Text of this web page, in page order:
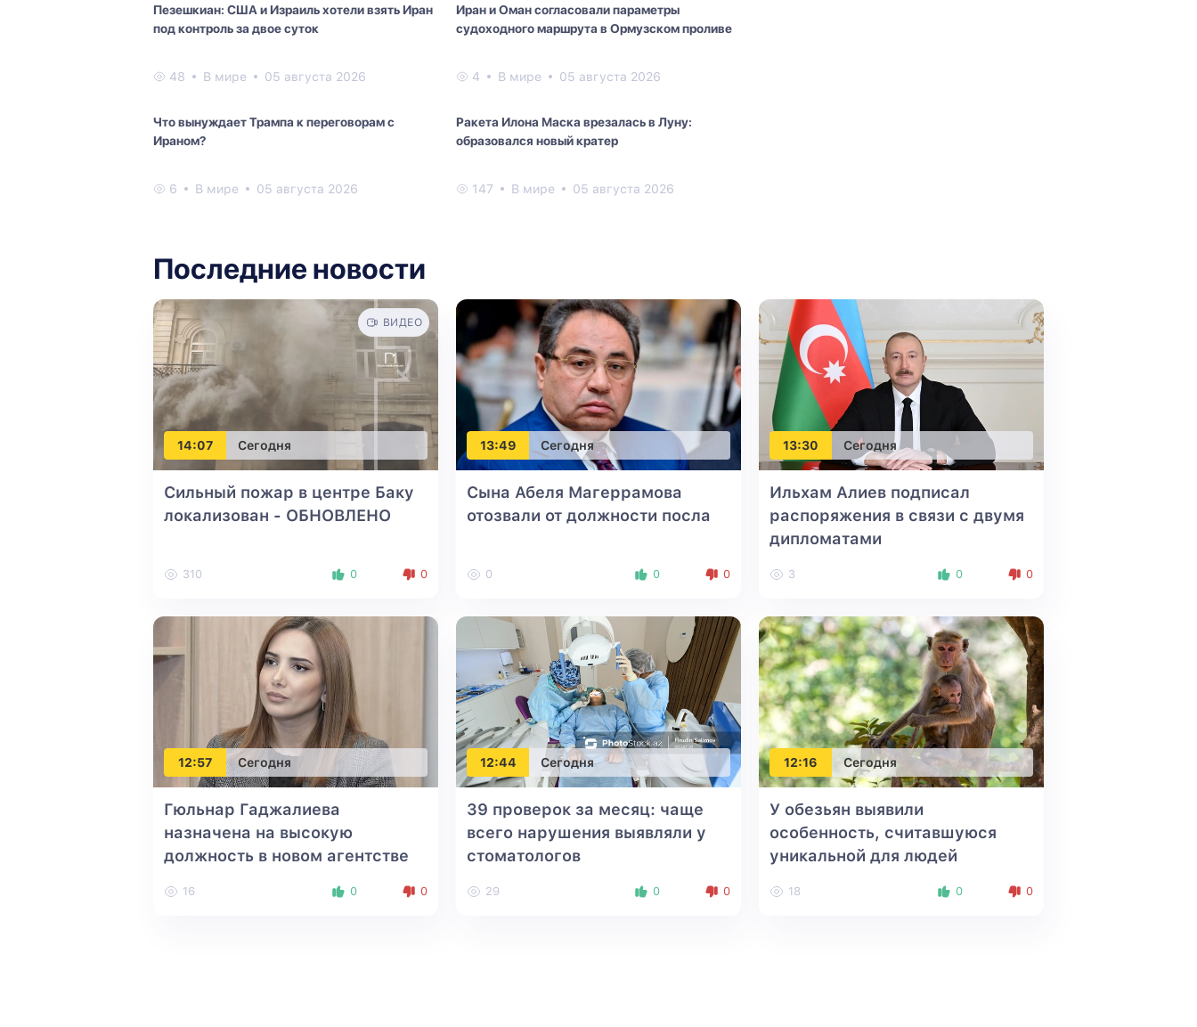
Пезешкиан: США и Израиль хотели взять Иран
под контроль за двое суток
48 В мире 05 августа 2026
Иран и Оман согласовали параметры
судоходного маршрута в Ормузском проливе
4 В мире 05 августа 2026
Что вынуждает Трампа к переговорам с
Ираном?
6 В мире 05 августа 2026
Ракета Илона Маска врезалась в Луну:
образовался новый кратер
147 В мире 05 августа 2026
Последние новости
14:07 Сегодня
ВИДЕО
Сильный пожар в центре Баку
локализован
- ОБНОВЛЕНО
310 0 0
13:49 Сегодня
Сына Абеля Магеррамова
отозвали от должности посла
0 0 0
13:30 Сегодня
Ильхам Алиев подписал
распоряжения в связи с двумя
дипломатами
3 0 0
12:57 Сегодня
Гюльнар Гаджалиева
назначена на высокую
должность в новом агентстве
16 0 0
12:44 Сегодня
39 проверок за месяц: чаще
всего нарушения выявляли у
стоматологов
29 0 0
12:16 Сегодня
У обезьян выявили
особенность, считавшуюся
уникальной для людей
18 0 0